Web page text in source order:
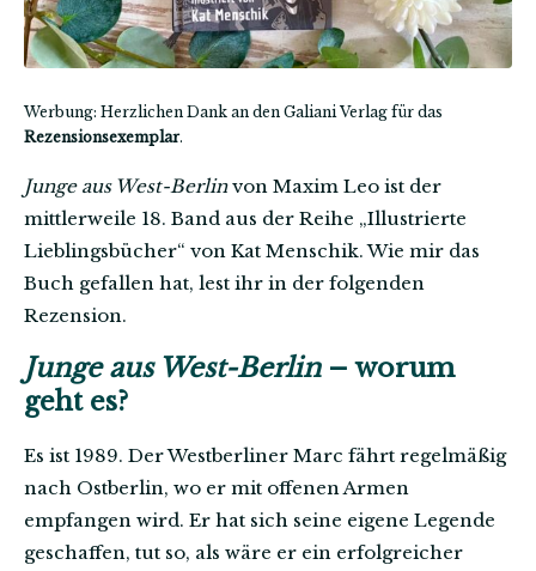
Werbung: Herzlichen Dank an den Galiani Verlag für das
Rezensionsexemplar.
Junge aus West-Berlinvon Maxim Leo ist der
mittlerweile 18. Band aus der Reihe „Illustrierte
Lieblingsbücher“ von Kat Menschik. Wie mir das
Buch gefallen hat, lest ihr in der folgenden
Rezension.
Junge aus West-Berlin– worum
geht es?
Es ist 1989. Der Westberliner Marc fährt regelmäßig
nach Ostberlin, wo er mit offenen Armen
empfangen wird. Er hat sich seine eigene Legende
geschaffen, tut so, als wäre er ein erfolgreicher